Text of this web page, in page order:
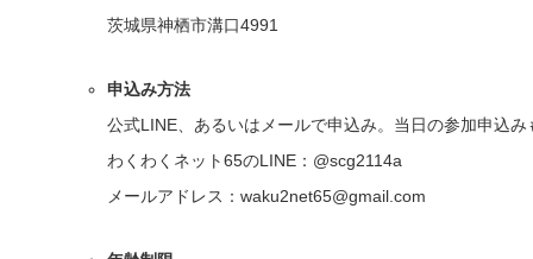
茨城県神栖市溝口4991
申込み方法
公式LINE、あるいはメールで申込み。当日の参加申込み
わくわくネット65のLINE：@scg2114a
メールアドレス：waku2net65@gmail.com